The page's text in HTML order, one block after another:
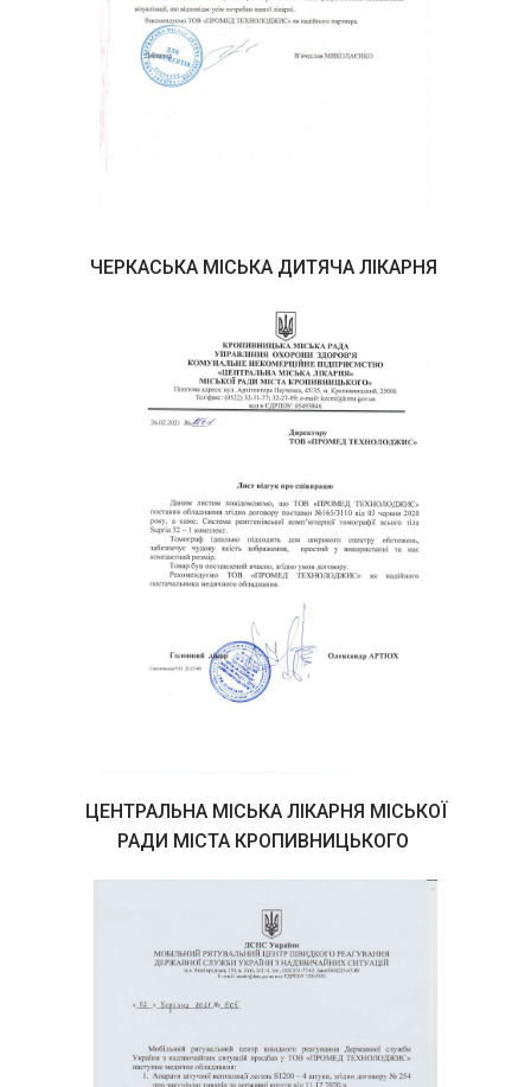
ЧЕРКАСЬКА МІСЬКА ДИТЯЧА ЛІКАРНЯ
ЦЕНТРАЛЬНА МІСЬКА ЛІКАРНЯ МІСЬКОЇ
РАДИ МІСТА КРОПИВНИЦЬКОГО